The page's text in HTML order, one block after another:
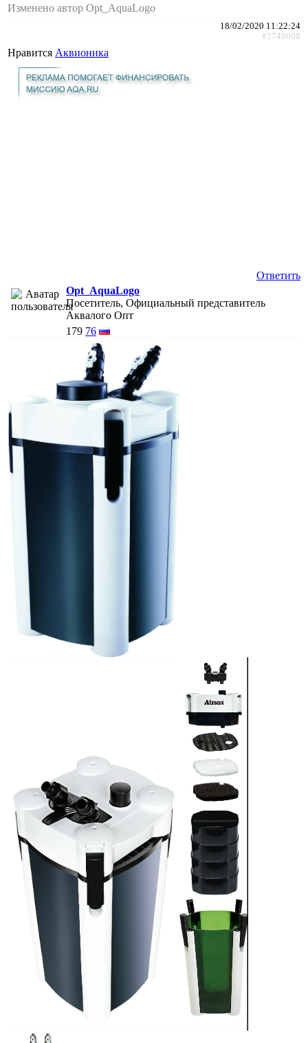
Изменено автор Opt_AquaLogo
18/02/2020 11:22:24
#2749098
Нравится Аквионика
Ответить
Opt_AquaLogo
Посетитель, Официальный представитель
Аквалого Опт
179 76